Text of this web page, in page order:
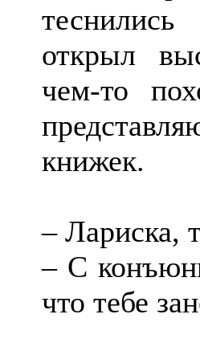
открыл
чем-то
книжек.
– Лариска,
– С
что тебе